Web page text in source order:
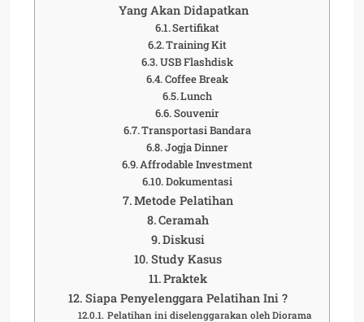
Yang Akan Didapatkan
Sertifikat
Training Kit
USB Flashdisk
Coffee Break
Lunch
Souvenir
Transportasi Bandara
Jogja Dinner
Affrodable Investment
Dokumentasi
Metode Pelatihan
Ceramah
Diskusi
Study Kasus
Praktek
Siapa Penyelenggara Pelatihan Ini ?
Pelatihan ini diselenggarakan oleh Diorama